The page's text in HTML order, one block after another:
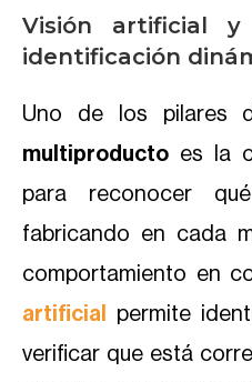
Visión artificial
identificación
Uno de los pilares
multiproducto es la
para reconocer
fabricando en cada
comportamiento en
artificial permite
verificar que está